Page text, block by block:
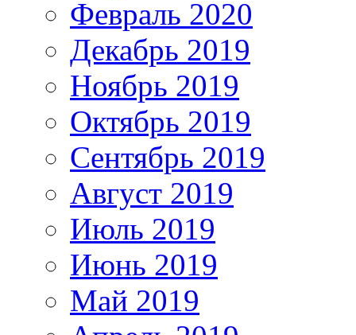
Февраль 2020
Декабрь 2019
Ноябрь 2019
Октябрь 2019
Сентябрь 2019
Август 2019
Июль 2019
Июнь 2019
Май 2019